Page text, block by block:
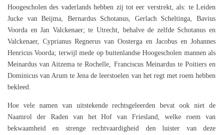
Hoogescholen des vaderlands hebben zij tot eer verstrekt, als: te Leiden
Jucke van Beijma, Bernardus Schotanus, Gerlach Scheltinga, Bavius
Voorda en Jan Valckenaer; te Utrecht, behalve de zelfde Schotanus en
Valckenaer, Cyprianus Regnerus van Oosterga en Jacobus en Johannes
Henricus Voorda; terwijl mede op buitenlandse Hoogescholen mannen als
Meinardus van Aitzema te Rochelle, Franciscus Meinardus te Poitiers en
Dominicus van Arum te Jena de leerstoelen van het regt met roem hebben
bekleed.
Hoe vele namen van uitstekende rechtsgeleerden bevat ook niet de
Naamrol der Raden van het Hof van Friesland, welke roem van
bekwaamheid en strenge rechtvaardigheid den luister van deze